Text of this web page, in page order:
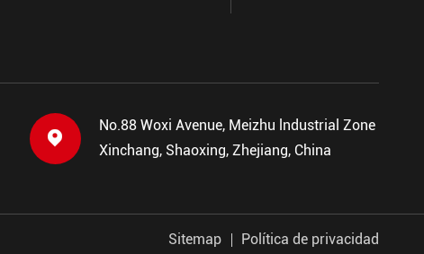

No.88 Woxi Avenue, Meizhu lndustrial Zone
Xinchang, Shaoxing, Zhejiang, China
Sitemap Política de privacidad